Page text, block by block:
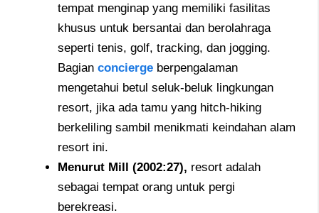
tempat menginap yang memiliki fasilitas
khusus untuk bersantai dan berolahraga
seperti tenis, golf, tracking, dan jogging.
Bagian concierge berpengalaman
mengetahui betul seluk-beluk lingkungan
resort, jika ada tamu yang hitch-hiking
berkeliling sambil menikmati keindahan alam
resort ini.
Menurut Mill (2002:27), resort adalah
sebagai tempat orang untuk pergi
berekreasi.